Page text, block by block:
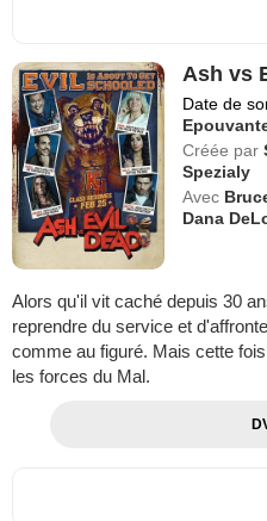
Ash vs
Date de
Créée par
Spezialy
Avec
Dana
Alors qu'il vit caché depuis 30
reprendre du service et
comme au figuré. Mais cette
les forces du Mal.